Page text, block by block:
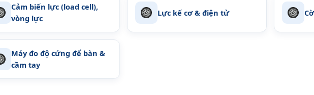
Cảm biến lực (load cell),
vòng lực
Lực kế cơ & điện tử
Máy đo độ cứng để bàn &
cầm tay